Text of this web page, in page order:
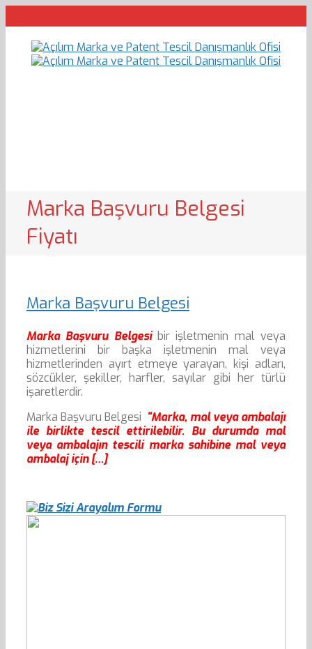
Marka Başvuru Belgesi
Fiyatı
Marka Başvuru Belgesi
Marka Başvuru Belgesibir işletmenin mal veya
hizmetlerini bir başka işletmenin mal veya
hizmetlerinden ayırt etmeye yarayan, kişi adları,
sözcükler, şekiller, harfler, sayılar gibi her türlü
işaretlerdir.
Marka Başvuru Belgesi “Marka, mal veya ambalajı
ile birlikte tescil ettirilebilir. Bu durumda mal
veya ambalajın tescili marka sahibine mal veya
ambalaj için […]